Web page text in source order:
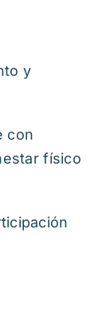
y
con
físico